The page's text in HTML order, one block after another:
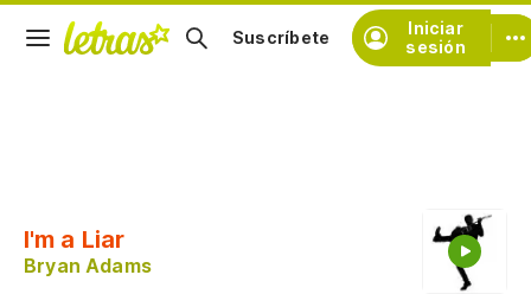
Iniciar
sesión
Suscríbete
I'm a Liar
Bryan Adams
Practicar la pronunciación de